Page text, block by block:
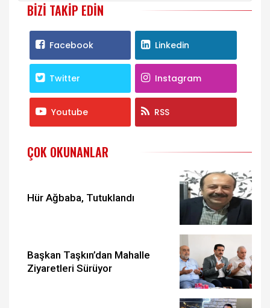
BIZI TAKIP EDIN
Facebook Linkedin
Twitter Instagram
Youtube RSS
ÇOK OKUNANLAR
Hür Ağbaba, Tutuklandı
Başkan Taşkın’dan Mahalle
Ziyaretleri Sürüyor